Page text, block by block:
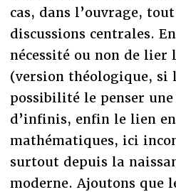
cas, dans l’ouvrage,
discussions centrales.
nécessité ou non de lier
(version théologique, si
possibilité le penser
d’infinis, enfin le lien
mathématiques, ici
surtout depuis la
moderne. Ajoutons que